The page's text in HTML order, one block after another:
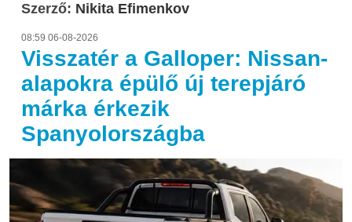
Szerző: Nikita Efimenkov
08:59 06-08-2026
Visszatér a Galloper: Nissan-
alapokra épülő új terepjáró
márka érkezik
Spanyolországba